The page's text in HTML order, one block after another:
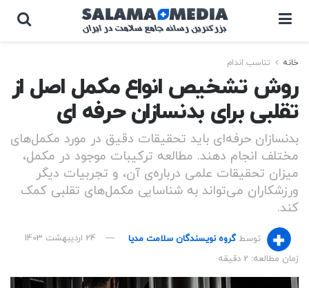
خانه تناسب اندام
روش تشخیص انواع مکمل اصل از
تقلبی برای بدنسازان حرفه ای
بدنسازان حرفه‌ای باید تحقیقات دقیق در مورد مکمل‌های
مختلف انجام دهند. مطالعه ترکیبات موجود در مکمل،
میزان تحقیقات علمی درباره‌ی آن، و تجربیات دیگر
ورزشکاران می‌تواند به شناسایی مکمل‌های تقلبی کمک
کند.
توسط گروه نویسندگان سلامت مدیا
24 اردیبهشت 1403
زمان مطالعه: 2 دقیقه